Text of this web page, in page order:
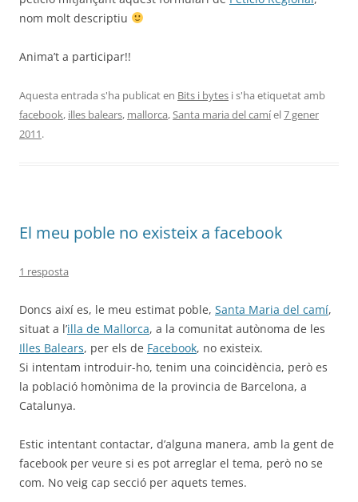
nom molt descriptiu
Anima’t a participar!!
Aquesta entrada s'ha publicat en Bits i bytes i s'ha etiquetat amb
facebook, illes balears, mallorca,Santa maria del camíel7 gener
2011.
El meu poble no existeix a facebook
1 resposta
Doncs així es, le meu estimat poble, Santa Maria del camí,
situat a l’illa de Mallorca, a la comunitat autònoma de les
Illes Balears, per els de Facebook, no existeix.
Si intentam introduir-ho, tenim una coincidència, però es
la població homònima de la provincia de Barcelona, a
Catalunya.
Estic intentant contactar, d’alguna manera, amb la gent de
facebook per veure si es pot arreglar el tema, però no se
com. No veig cap secció per aquets temes.